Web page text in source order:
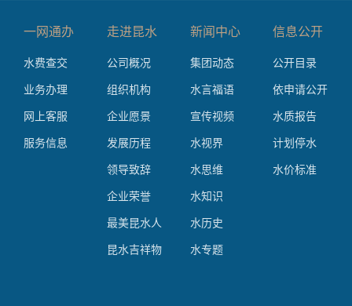
一网通办
水费查交
业务办理
网上客服
服务信息
走进昆水
公司概况
组织机构
企业愿景
发展历程
领导致辞
企业荣誉
最美昆水人
昆水吉祥物
新闻中心
集团动态
水言福语
宣传视频
水视界
水思维
水知识
水历史
水专题
信息公开
公开目录
依申请公开
水质报告
计划停水
水价标准